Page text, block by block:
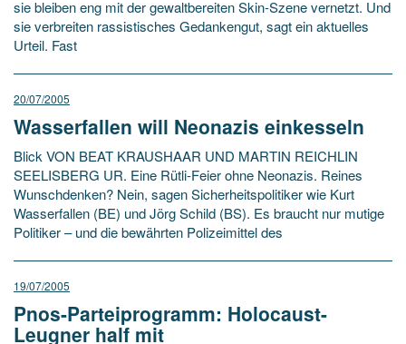
sie bleiben eng mit der gewaltbereiten Skin-Szene vernetzt. Und
sie verbreiten rassistisches Gedankengut, sagt ein aktuelles
Urteil. Fast
20/07/2005
Wasserfallen will Neonazis einkesseln
Blick VON BEAT KRAUSHAAR UND MARTIN REICHLIN
SEELISBERG UR. Eine Rütli-Feier ohne Neonazis. Reines
Wunschdenken? Nein, sagen Sicherheitspolitiker wie Kurt
Wasserfallen (BE) und Jörg Schild (BS). Es braucht nur mutige
Politiker – und die bewährten Polizeimittel des
19/07/2005
Pnos-Parteiprogramm: Holocaust-
Leugner half mit